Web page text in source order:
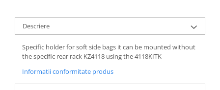
Descriere
Specific holder for soft side bags it can be mounted without
the specific rear rack KZ4118 using the 4118KITK
Informatii conformitate produs